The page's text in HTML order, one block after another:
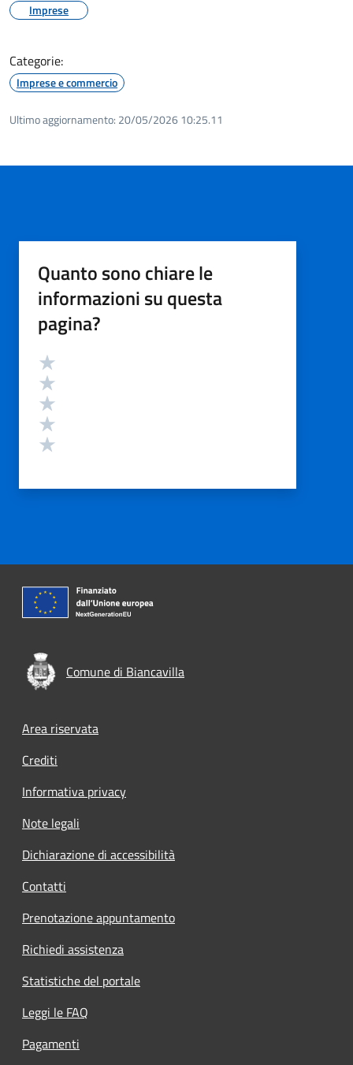
Imprese
Categorie:
Imprese e commercio
Ultimo aggiornamento: 20/05/2026 10:25.11
Quanto sono chiare le
informazioni su questa
pagina?
Valutazione
Comune di Biancavilla
Footer menu
Area riservata
Crediti
Informativa privacy
Note legali
Dichiarazione di accessibilità
Contatti
Prenotazione appuntamento
Richiedi assistenza
Statistiche del portale
Leggi le FAQ
Pagamenti